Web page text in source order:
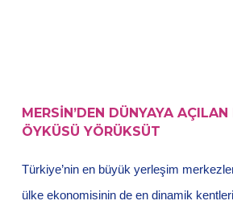
MERSİN’DEN DÜNYAYA
ÖYKÜSÜ YÖRÜKSÜT
Türkiye’nin en büyük yerleşim
ülke ekonomisinin de en dinamik